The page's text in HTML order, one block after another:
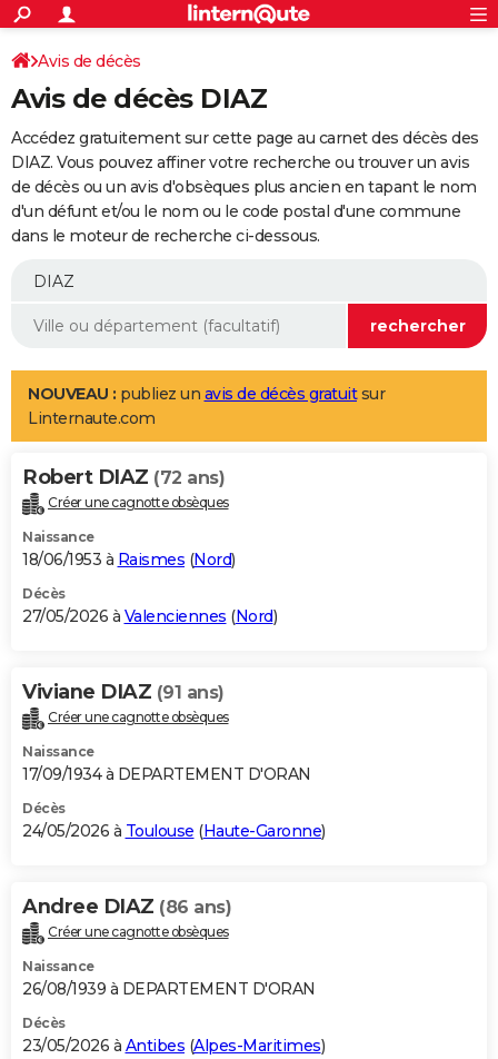
ACTUALITÉS
Politique
Société
Faits Divers
Education
Monde
Villes
+
SPORT
Coupe du monde 2026
Football
Tennis
Cyclisme
Rugby
Forum
Programme TV
TNT
Streaming
Cinéma
Sorties cinéma
Musique
+
FINANCE
Retraite
Impôts
Epargne
Immobilier
Risques naturels par ville
Banque
Assurance
Crédit
AUTO
Essais
Réserver un essai
Citadines
Berlines
SUV
Forum auto
+
Mobiles
Meilleur smartphone
Internet
Ordinateurs
Jeux vidéo
Guide high-tech
Aménagement intérieur
LIFESTYLE
Art de vivre
Bien-être
Loisirs
Mode
Modes de vie
Alimentation
Guide de la santé
Maladies
Médicaments
Sommeil
VOYAGE
Destinations
City break
Voyage nature
Voyage de noces
Forum
Climat
+PHOTO
GUIDES D'ACHAT
BONS PLANS
Carte de Noël
Carte Bonne année
Carte Saint-Valentin
Carte Pâques
Carte d'anniversaire
DICTIONNAIRE
Dictionnaire
Biographies
Citations
Expressions
Proverbes
PROGRAMME TV
S'inscrire
Se connecter
Lycées
Collèges
Primaires
Universités
Entreprises
Service militaire
Avis de recherche
AVIS DE DÉCÈS
Bricolage
Lifestyle
Culture
Sport
Auto
Television
Voyage
Cinema
Avis de décès
Avis de décès DIAZ
Accédez gratuitement sur cette page au carnet des décès des
DIAZ. Vous pouvez affiner votre recherche ou trouver un avis
de décès ou un avis d'obsèques plus ancien en tapant le nom
d'un défunt et/ou le nom ou le code postal d'une commune
dans le moteur de recherche ci-dessous.
NOUVEAU : publiez un avis de décès gratuitsur
Linternaute.com
Robert DIAZ (72 ans)
Créer une cagnotte obsèques
Naissance
18/06/1953 à Raismes (Nord)
Décès
27/05/2026 à Valenciennes (Nord)
Viviane DIAZ (91 ans)
Créer une cagnotte obsèques
Naissance
17/09/1934 à DEPARTEMENT D'ORAN
Décès
24/05/2026 à Toulouse (Haute-Garonne)
Andree DIAZ (86 ans)
Créer une cagnotte obsèques
Naissance
26/08/1939 à DEPARTEMENT D'ORAN
Décès
23/05/2026 à Antibes (Alpes-Maritimes)